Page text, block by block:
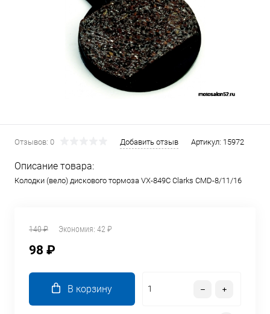
Отзывов: 0 Добавить отзыв Артикул: 15972
Описание товара:
Колодки (вело) дискового тормоза VX-849C Clarks CMD-8/11/16
140 ₽ Экономия: 42 ₽
98 ₽
В корзину